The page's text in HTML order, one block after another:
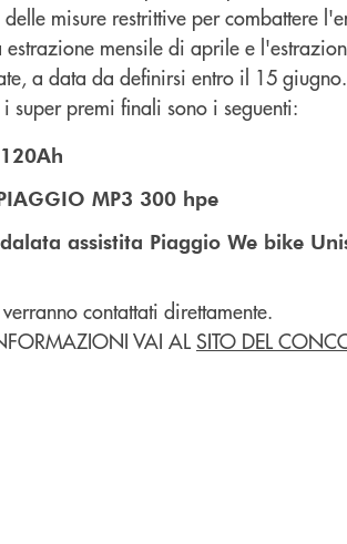
misure restrittive per combattere
mensile di aprile e
a data da definirsi entro il 15 giugno.
super premi finali sono i seguenti:
MP3 300 hpe
assistita Piaggio We bike
contattati direttamente.
VAI AL SITO DEL